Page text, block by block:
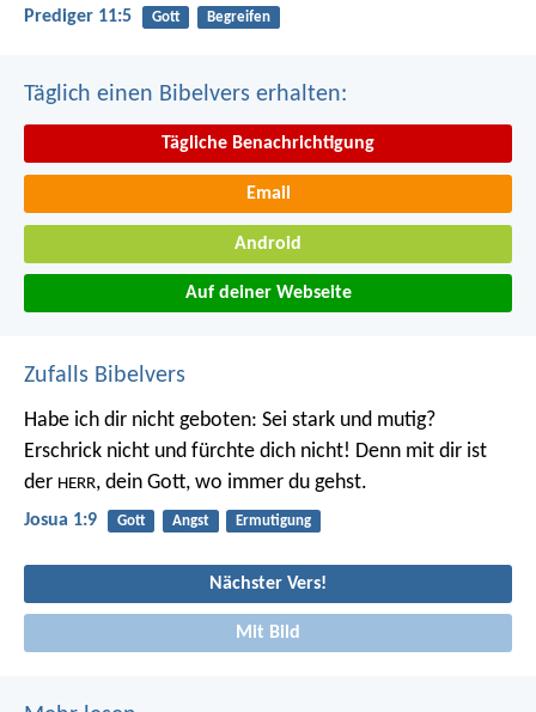
Prediger 11:5 Gott Begreifen
Täglich einen Bibelvers erhalten:
Tägliche Benachrichtigung
Email
Android
Auf deiner Webseite
Zufalls Bibelvers
Habe ich dir nicht geboten: Sei stark und mutig?
Erschrick nicht und fürchte dich nicht! Denn mit dir ist
der HERR, dein Gott, wo immer du gehst.
Josua 1:9 Gott Angst Ermutigung
Nächster Vers!
Mit Bild